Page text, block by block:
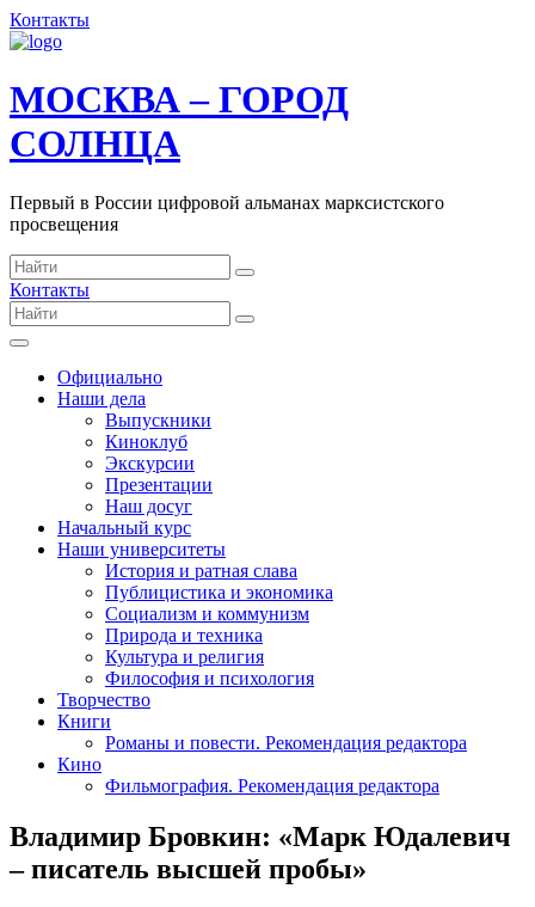
Контакты
МОСКВА – ГОРОД
СОЛНЦА
Первый в России цифровой альманах марксистского
просвещения
Контакты
Официально
Наши дела
Выпускники
Киноклуб
Экскурсии
Презентации
Наш досуг
Начальный курс
Наши университеты
История и ратная слава
Публицистика и экономика
Социализм и коммунизм
Природа и техника
Культура и религия
Философия и психология
Творчество
Книги
Романы и повести. Рекомендация редактора
Кино
Фильмография. Рекомендация редактора
Владимир Бровкин: «Марк Юдалевич
– писатель высшей пробы»